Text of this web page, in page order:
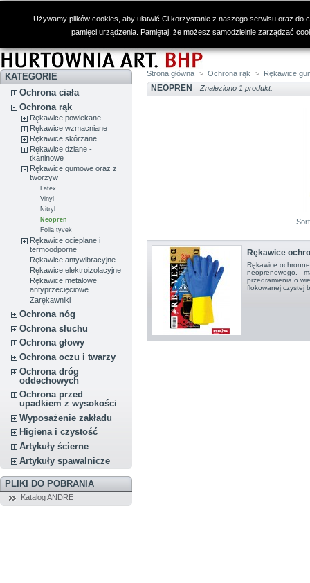
Używamy plików cookies, aby ułatwić Ci korzystanie z naszego serwisu oraz
pamięci urządzenia. Pamiętaj, że możesz samodzielnie zarządzać
KATEGORIE
Ochrona ciała
Ochrona rąk
Rękawice powlekane
Rękawice wzmacniane
Rękawice skórzane
Rękawice dziane -
tkaninowe
Rękawice gumowe oraz z
tworzyw
Latex
Vinyl
Nitryl
Neopren
Folia tyvek
Rękawice ocieplane i
termoodporne
Rękawice antywibracyjne
Rękawice elektroizolacyjne
Rękawice metalowe
antyprzecięciowe
Zarękawniki
Ochrona nóg
Ochrona słuchu
Ochrona głowy
Ochrona oczu i twarzy
Ochrona dróg
oddechowych
Ochrona przed
upadkiem z wysokości
Wyposażenie zakładu
Higiena i czystość
Artykuły ścierne
Artykuły spawalnicze
PLIKI DO POBRANIA
Katalog ANDRE
Strona główna > Ochrona rąk > Rękawice
NEOPREN Znaleziono 1 produkt.
Rękawice
Rękawice
neoprenowego. -
przedramienia o
flokowanej czystej